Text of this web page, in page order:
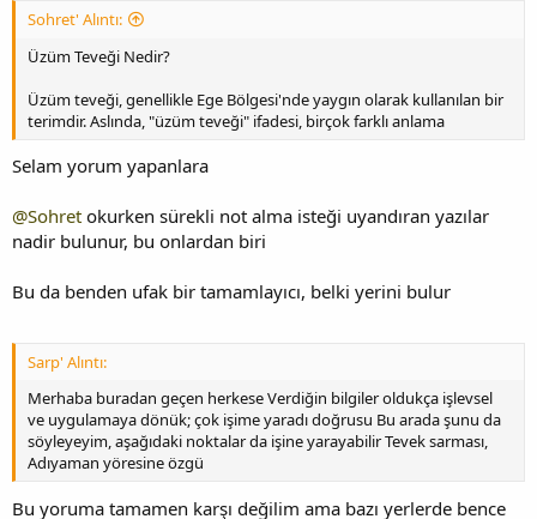
Sohret' Alıntı:
Üzüm Teveği Nedir?
Üzüm teveği, genellikle Ege Bölgesi'nde yaygın olarak kullanılan bir
terimdir. Aslında, "üzüm teveği" ifadesi, birçok farklı anlama
Selam yorum yapanlara
@Sohret okurken sürekli not alma isteği uyandıran yazılar
nadir bulunur, bu onlardan biri
Bu da benden ufak bir tamamlayıcı, belki yerini bulur
Sarp' Alıntı:
Merhaba buradan geçen herkese Verdiğin bilgiler oldukça işlevsel
ve uygulamaya dönük; çok işime yaradı doğrusu Bu arada şunu da
söyleyeyim, aşağıdaki noktalar da işine yarayabilir Tevek sarması,
Adıyaman yöresine özgü
Bu yoruma tamamen karşı değilim ama bazı yerlerde bence